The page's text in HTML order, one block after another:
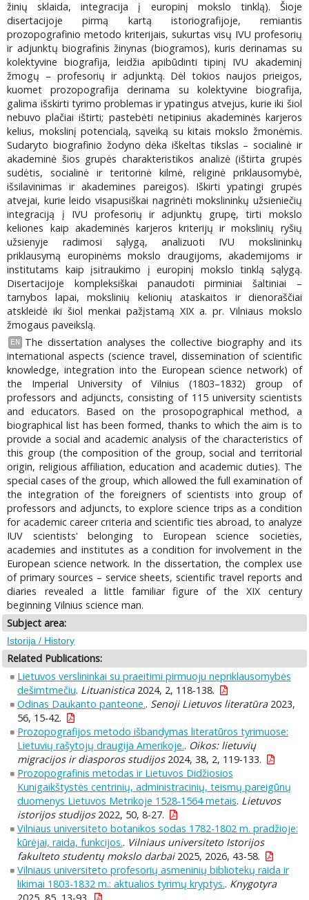
žinių sklaida, integracija į europinį mokslo tinklą). Šioje
disertacijoje pirmą kartą istoriografijoje, remiantis
prozopografinio metodo kriterijais, sukurtas visų IVU profesorių
ir adjunktų biografinis žinynas (biogramos), kuris derinamas su
kolektyvine biografija, leidžia apibūdinti tipinį IVU akademinį
žmogų – profesorių ir adjunktą. Dėl tokios naujos prieigos,
kuomet prozopografija derinama su kolektyvine biografija,
galima išskirti tyrimo problemas ir ypatingus atvejus, kurie iki šiol
nebuvo plačiai ištirti; pastebėti netipinius akademinės karjeros
kelius, mokslinį potencialą, sąveiką su kitais mokslo žmonėmis.
Sudaryto biografinio žodyno dėka iškeltas tikslas – socialinė ir
akademinė šios grupės charakteristikos analizė (ištirta grupės
sudėtis, socialinė ir teritorinė kilmė, religinė priklausomybė,
išsilavinimas ir akademines pareigos). Iškirti ypatingi grupės
atvejai, kurie leido visapusiškai nagrinėti mokslininkų užsieniečių
integraciją į IVU profesorių ir adjunktų grupę, tirti mokslo
keliones kaip akademinės karjeros kriterijų ir mokslinių ryšių
užsienyje radimosi sąlygą, analizuoti IVU mokslininkų
priklausymą europinėms mokslo draugijoms, akademijoms ir
institutams kaip įsitraukimo į europinį mokslo tinklą sąlygą.
Disertacijoje kompleksiškai panaudoti pirminiai šaltiniai –
tarnybos lapai, mokslinių kelionių ataskaitos ir dienoraščiai
atskleidė iki šiol menkai pažįstamą XIX a. pr. Vilniaus mokslo
žmogaus paveikslą.
EN
The dissertation analyses the collective biography and its
international aspects (science travel, dissemination of scientific
knowledge, integration into the European science network) of
the Imperial University of Vilnius (1803–1832) group of
professors and adjuncts, consisting of 115 university scientists
and educators. Based on the prosopographical method, a
biographical list has been formed, thanks to which the aim is to
provide a social and academic analysis of the characteristics of
this group (the composition of the group, social and territorial
origin, religious affiliation, education and academic duties). The
special cases of the group, which allowed the full examination of
the integration of the foreigners of scientists into group of
professors and adjuncts, to explore science trips as a condition
for academic career criteria and scientific ties abroad, to analyze
IUV scientists' belonging to European science societies,
academies and institutes as a condition for involvement in the
European science network. In the dissertation, the complex use
of primary sources – service sheets, scientific travel reports and
diaries revealed a little familiar figure of the XIX century
beginning Vilnius science man.
Subject area:
Istorija / History
Related Publications:
Lietuvos verslininkai su praeitimi pirmuoju nepriklausomybės
dešimtmečiu. Lituanistica2024, 2, 118-138.
Odinas Daukanto panteone.. Senoji Lietuvos literatūra2023,
56, 15-42.
Prozopografijos metodo išbandymas literatūros tyrimuose:
Lietuvių rašytojų draugija Amerikoje.. Oikos: lietuvių
migracijos ir diasporos studijos2024, 38, 2, 119-133.
Prozopografinis metodas ir Lietuvos Didžiosios
Kunigaikštystės centrinių, administracinių, teismų pareigūnų
duomenys Lietuvos Metrikoje 1528-1564 metais. Lietuvos
istorijos studijos2022, 50, 8-27.
Vilniaus universiteto botanikos sodas 1782-1802 m. pradžioje:
kūrėjai, raida, funkcijos.. Vilniaus universiteto Istorijos
fakulteto studentų mokslo darbai2025, 2026, 43-58.
Vilniaus universiteto profesorių asmeninių bibliotekų raida ir
likimai 1803-1832 m.: aktualios tyrimų kryptys.. Knygotyra